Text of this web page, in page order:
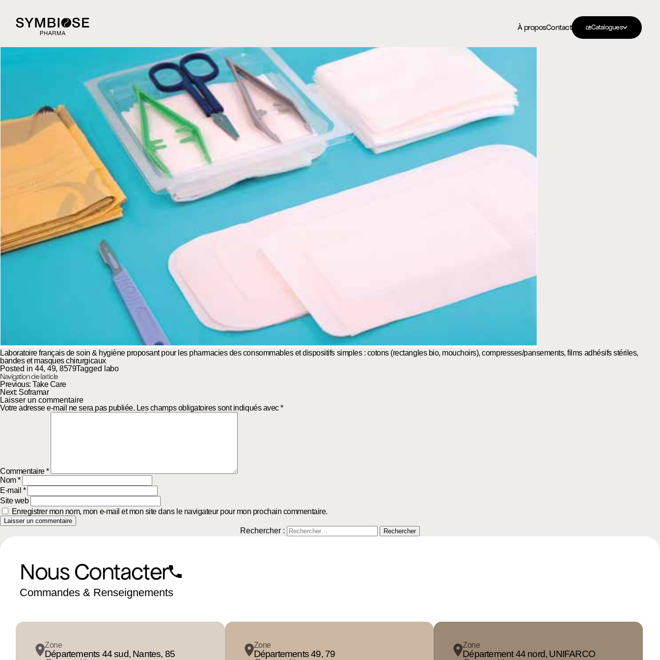
À proposContact Catalogues
Laboratoire français de soin & hygiène proposant pour les pharmacies des consommables et dispositifs simples : cotons (rectangles bio, mouchoirs), compresses/pansements, films adhésifs stériles,
bandes et masques chirurgicaux
Posted in 44,49,8579Tagged labo
Navigation de l’article
Previous: Take Care
Next: Soframar
Laisser un commentaire
Votre adresse e-mail ne sera pas publiée. Les champs obligatoires sont indiqués avec*
Commentaire*
Nom*
E-mail *
Site web
Enregistrer mon nom, mon e-mail et mon site dans le navigateur pour mon prochain commentaire.
Rechercher :
Nous Contacter
Commandes & Renseignements
Zone
Départements 44 sud, Nantes, 85
Zone
Départements 49, 79
Zone
Département 44 nord, UNIFARCO